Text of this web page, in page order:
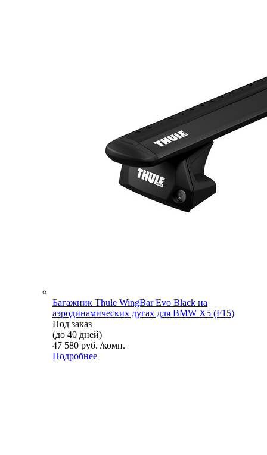
Багажник Thule WingBar Evo Black на
аэродинамических дугах для BMW X5 (F15)
Под заказ
(до 40 дней)
47 580 руб. /комп.
Подробнее